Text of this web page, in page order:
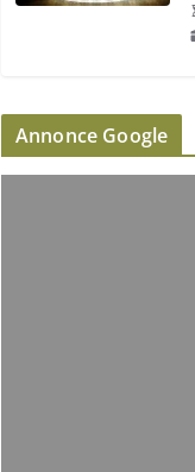
Annonce Google